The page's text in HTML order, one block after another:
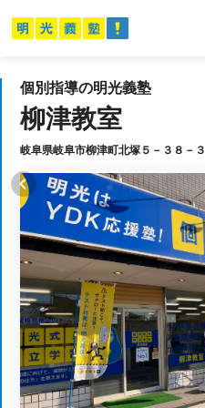
個別指導の明光義塾
柳津教室
岐阜県岐阜市柳津町北塚５－３８－３